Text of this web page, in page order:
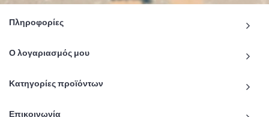
Πληροφορίες
Ο λογαριασμός μου
Κατηγορίες προϊόντων
Επικοινωνία